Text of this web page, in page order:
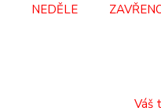
NEDĚLE
Váš